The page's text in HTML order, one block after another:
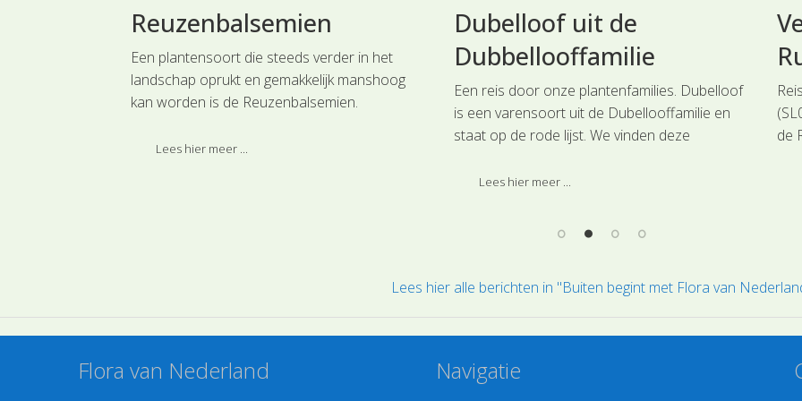
Reuzenbalsemien
Een plantensoort die steeds verder in het
landschap oprukt en gemakkelijk manshoog
kan worden is de Reuzenbalsemien.
Bekijk het plantenpaspoort
Lees hier meer ...
Dubelloof uit de
Dubbellooffamilie
Een reis door onze plantenfamilies. Dubelloof
is een varensoort uit de Dubellooffamilie en
staat op de rode lijst. We vinden deze
zure bodem.
Lees hier meer ...
de
Lees hier alle berichten in "Buiten begint met Flora van
Flora van Nederland Navigatie